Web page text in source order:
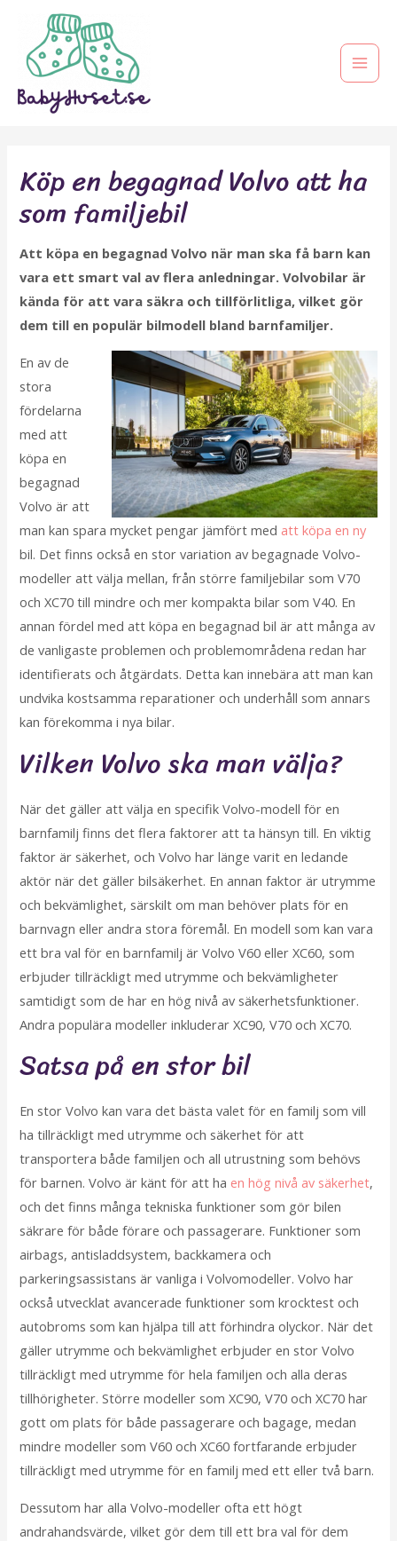
Köp en begagnad Volvo att ha
som familjebil
Att köpa en begagnad Volvo när man ska få barn kan
vara ett smart val av flera anledningar. Volvobilar är
kända för att vara säkra och tillförlitliga, vilket gör
dem till en populär bilmodell bland barnfamiljer.
En av de
stora
fördelarna
med att
köpa en
begagnad
Volvo är att
man kan spara mycket pengar jämfört med att köpa en ny
bil. Det finns också en stor variation av begagnade Volvo-
modeller att välja mellan, från större familjebilar som V70
och XC70 till mindre och mer kompakta bilar som V40. En
annan fördel med att köpa en begagnad bil är att många av
de vanligaste problemen och problemområdena redan har
identifierats och åtgärdats. Detta kan innebära att man kan
undvika kostsamma reparationer och underhåll som annars
kan förekomma i nya bilar.
Vilken Volvo ska man välja?
När det gäller att välja en specifik Volvo-modell för en
barnfamilj finns det flera faktorer att ta hänsyn till. En viktig
faktor är säkerhet, och Volvo har länge varit en ledande
aktör när det gäller bilsäkerhet. En annan faktor är utrymme
och bekvämlighet, särskilt om man behöver plats för en
barnvagn eller andra stora föremål. En modell som kan vara
ett bra val för en barnfamilj är Volvo V60 eller XC60, som
erbjuder tillräckligt med utrymme och bekvämligheter
samtidigt som de har en hög nivå av säkerhetsfunktioner.
Andra populära modeller inkluderar XC90, V70 och XC70.
Satsa på en stor bil
En stor Volvo kan vara det bästa valet för en familj som vill
ha tillräckligt med utrymme och säkerhet för att
transportera både familjen och all utrustning som behövs
för barnen. Volvo är känt för att ha en hög nivå av säkerhet,
och det finns många tekniska funktioner som gör bilen
säkrare för både förare och passagerare. Funktioner som
airbags, antisladdsystem, backkamera och
parkeringsassistans är vanliga i Volvomodeller. Volvo har
också utvecklat avancerade funktioner som krocktest och
autobroms som kan hjälpa till att förhindra olyckor. När det
gäller utrymme och bekvämlighet erbjuder en stor Volvo
tillräckligt med utrymme för hela familjen och alla deras
tillhörigheter. Större modeller som XC90, V70 och XC70 har
gott om plats för både passagerare och bagage, medan
mindre modeller som V60 och XC60 fortfarande erbjuder
tillräckligt med utrymme för en familj med ett eller två barn.
Dessutom har alla Volvo-modeller ofta ett högt
andrahandsvärde, vilket gör dem till ett bra val för dem